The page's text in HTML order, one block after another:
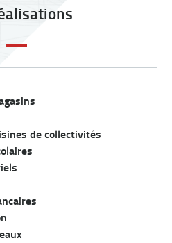
de collectivités